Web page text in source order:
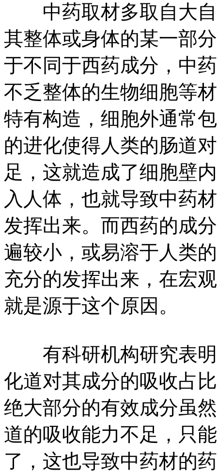
中药取材多取自大自
其整体或身体的某一部
于不同于西药成分，中
不乏整体的生物细胞等
特有构造，细胞外通常
的进化使得人类的肠道
足，这就造成了细胞壁
入人体，也就导致中药
发挥出来。 而西药的成
遍较小，或易溶于人类
充分的发挥出来，在宏
就是源于这个原因。
有科研机构研究表明
化道对其成分的吸收占
绝大部分的有效成分虽
道的吸收能力不足，只
了，这也导致中药材的